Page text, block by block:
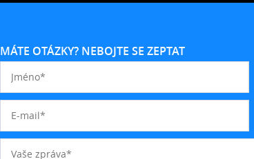
MÁTE OTÁZKY? NEBOJTE SE ZEPTAT